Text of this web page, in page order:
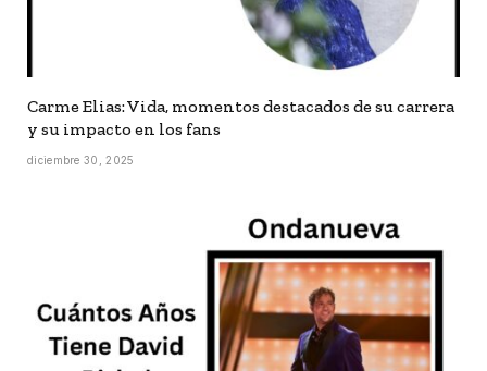
Carme Elias: Vida, momentos destacados de su carrera
y su impacto en los fans
diciembre 30, 2025